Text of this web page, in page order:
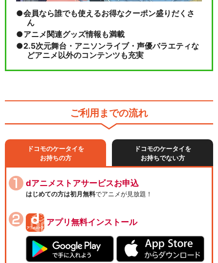
会員なら誰でも使えるお得なクーポン盛りだくさ
ん
アニメ関連グッズ情報も満載
2.5次元舞台・アニソンライブ・声優バラエティな
どアニメ以外のコンテンツも充実
ご利用までの流れ
ドコモのケータイを
お持ちの方
ドコモのケータイを
お持ちでない方
dアニメストアサービスお申込
はじめての方は初月無料でアニメが見放題！
アプリ無料インストール